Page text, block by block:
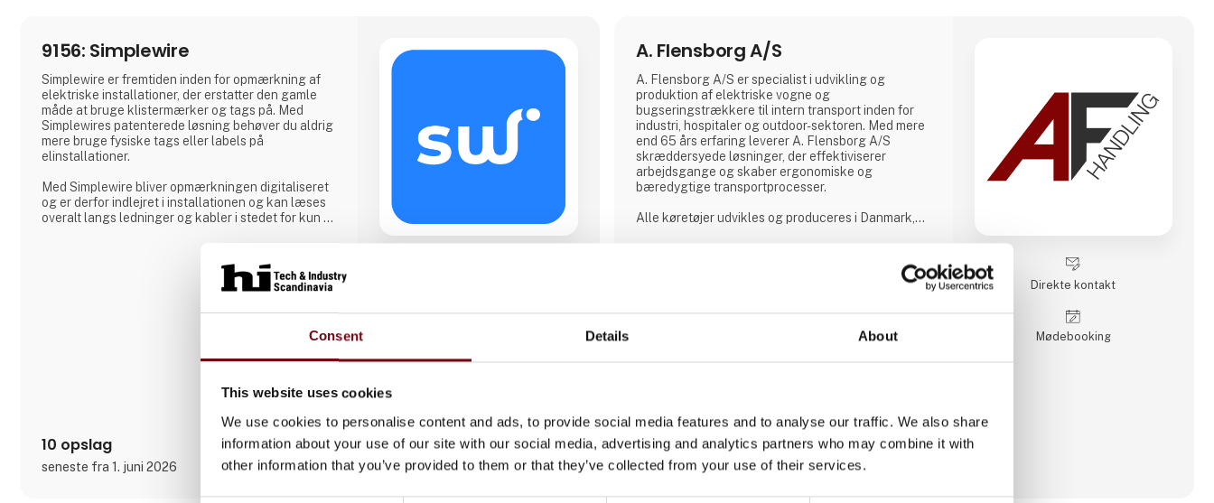
Consent Details About
This website uses cookies
We use cookies to personalise content and ads, to provide social media features and to analyse our traffic. We also share
information about your use of our site with our social media, advertising and analytics partners who may combine it with
other information that you’ve provided to them or that they’ve collected from your use of their services.
9156: Simplewire
Simplewire er fremtiden inden for opmærkning af
elektriske installationer, der erstatter den gamle
måde at bruge klistermærker og tags på. Med
Simplewires patenterede løsning behøver du aldrig
mere bruge fysiske tags eller labels på
elinstallationer.
Med Simplewire bliver opmærkningen digitaliseret
og er derfor indlejret i installationen og kan læses
overalt langs ledninger og kabler i stedet for kun at
Det er grunden til, at Simplewires digitale
mærkningssystem er det bedste mærkningssystem
Simplewires clips overfører ID'et fra dine sikringer
10 opslag
seneste fra 1. juni 2026 3 kontakt­personer
A. Flensborg A/S
A. Flensborg A/S er specialist i udvikling og
produktion af elektriske vogne og
bugseringstrækkere til intern transport inden for
industri, hospitaler og outdoor-sektoren. Med mere
end 65 års erfaring leverer A. Flensborg A/S
skræddersyede løsninger, der effektiviserer
arbejdsgange og skaber ergonomiske og
bæredygtige transportprocesser.
Alle køretøjer udvikles og produceres i Danmark,
lagerhåndtering, hospitalslogistik eller transport i
Direkte kontakt
Møde­booking